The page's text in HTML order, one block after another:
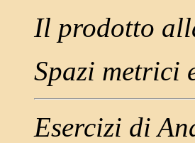
Il prodotto
Spazi metrici
Esercizi di